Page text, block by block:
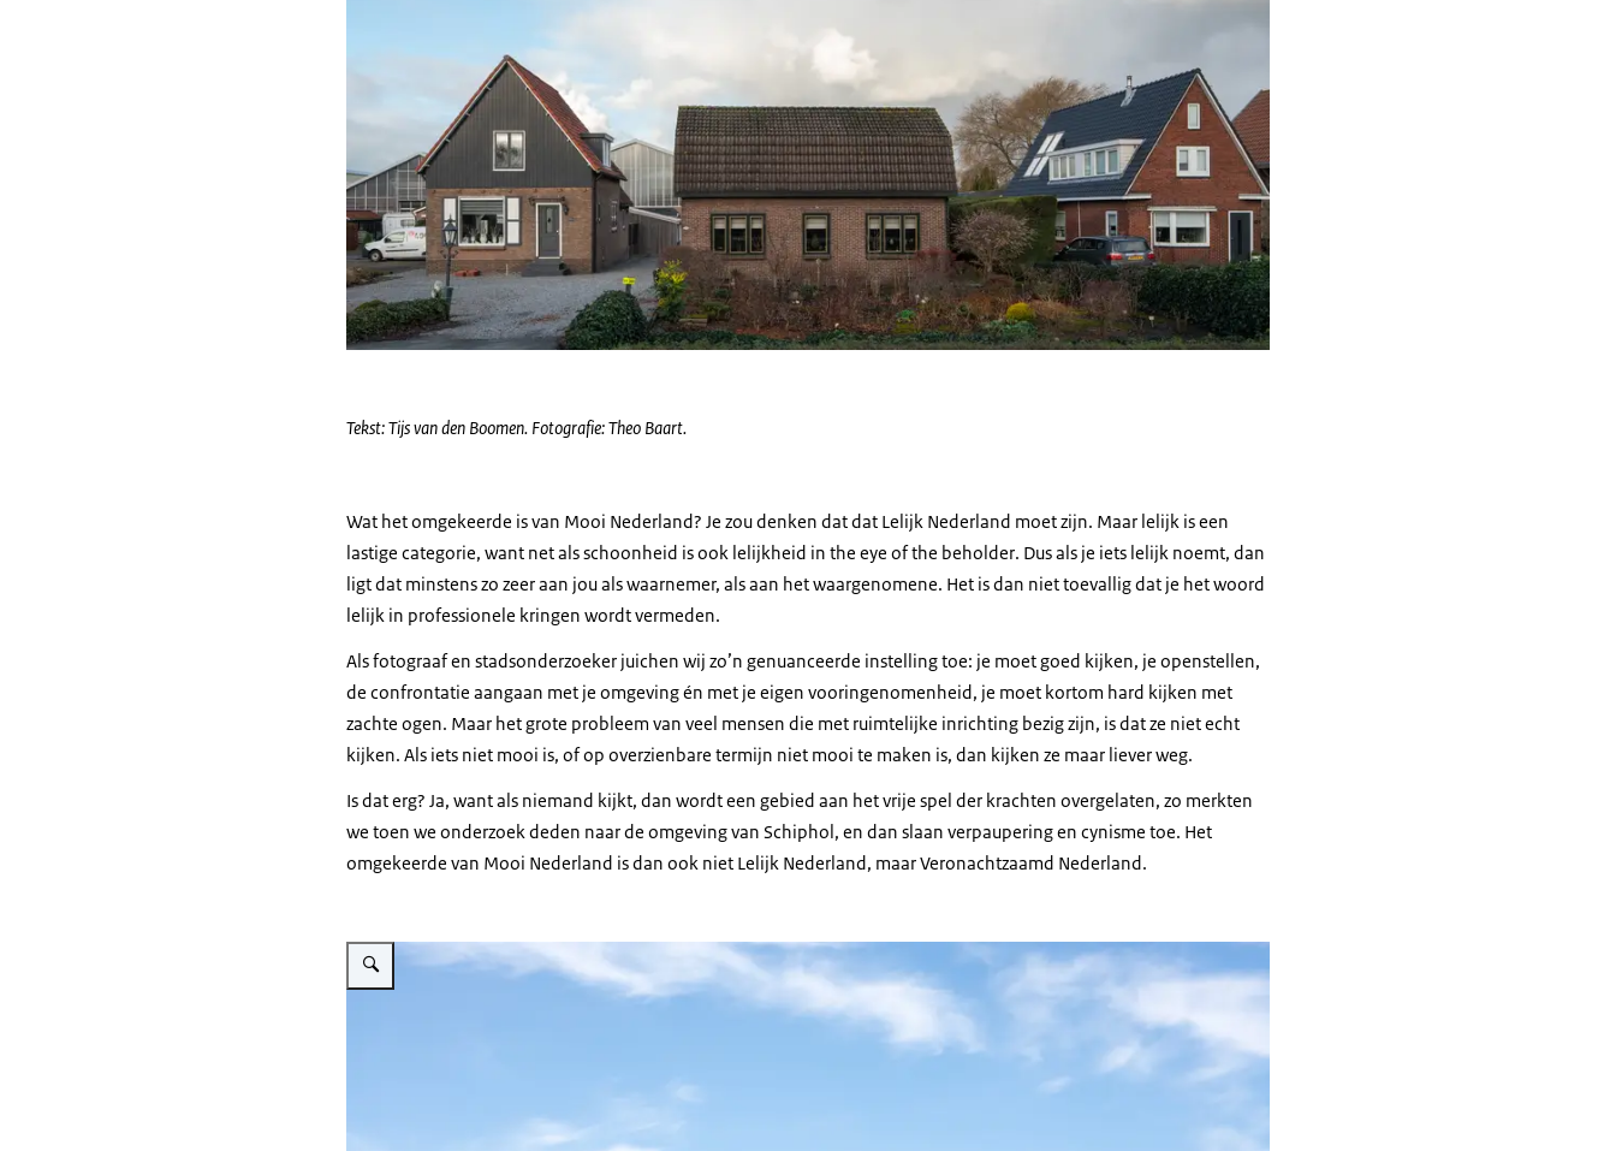
Tekst: Tijs van den Boomen. Fotografie: Theo Baart.
Wat het omgekeerde is van Mooi Nederland? Je zou denken dat dat Lelijk Nederland moet zijn. Maar lelijk is een
lastige categorie, want net als schoonheid is ook lelijkheid in the eye of the beholder. Dus als je iets lelijk noemt, dan
ligt dat minstens zo zeer aan jou als waarnemer, als aan het waargenomene. Het is dan niet toevallig dat je het woord
lelijk in professionele kringen wordt vermeden.
Als fotograaf en stadsonderzoeker juichen wij zo’n genuanceerde instelling toe: je moet goed kijken, je openstellen,
de confrontatie aangaan met je omgeving én met je eigen vooringenomenheid, je moet kortom hard kijken met
zachte ogen. Maar het grote probleem van veel mensen die met ruimtelijke inrichting bezig zijn, is dat ze niet echt
kijken. Als iets niet mooi is, of op overzienbare termijn niet mooi te maken is, dan kijken ze maar liever weg.
Is dat erg? Ja, want als niemand kijkt, dan wordt een gebied aan het vrije spel der krachten overgelaten, zo merkten
we toen we onderzoek deden naar de omgeving van Schiphol, en dan slaan verpaupering en cynisme toe. Het
omgekeerde van Mooi Nederland is dan ook niet Lelijk Nederland, maar Veronachtzaamd Nederland.
Vergroot afbeelding Op de voorgrond water, een strook gras en daarachter een groot, grijs vierkant gebouw met op de gevel de tekst: Betrouwbaar KLM.